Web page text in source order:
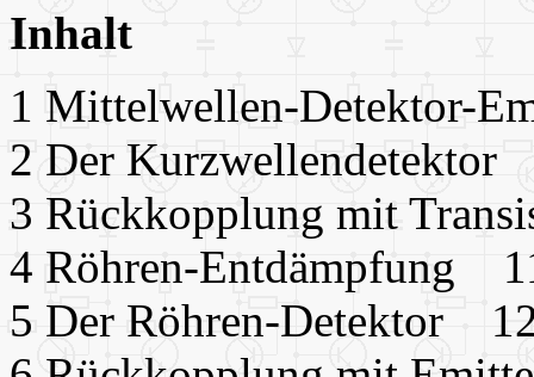
Inhalt
1 Mittelwellen-Detektor-
2 Der
3 Rückkopplung mit
4 Röhren-Entdämpfung
5 Der Röhren-Detektor